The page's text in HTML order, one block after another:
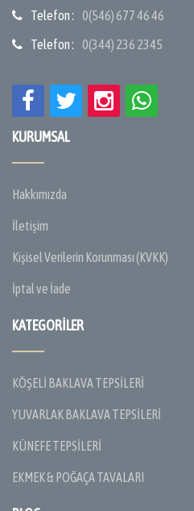
Telefon :
0(546) 677 46 46
Telefon :
0(344) 236 2345
KURUMSAL
Hakkımızda
İletişim
Kişisel Verilerin Korunması (KVKK)
İptal ve İade
KATEGORILER
KÖŞELİ BAKLAVA TEPSİLERİ
YUVARLAK BAKLAVA TEPSİLERİ
KÜNEFE TEPSİLERİ
EKMEK & POĞAÇA TAVALARI